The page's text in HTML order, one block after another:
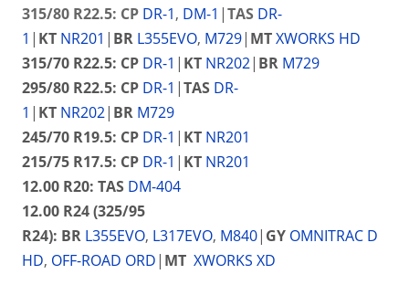
315/80 R22.5: CP DR-1, DM-1 |TAS DR-
1 | KT NR201 | BR L355EVO, M729| MTXWORKS HD
315/70 R22.5: CP DR-1 | KT NR202| BR M729
295/80 R22.5: CP DR-1 |TAS DR-
1 | KT NR202| BR M729
245/70 R19.5: CP DR-1 | KT NR201
215/75 R17.5: CP DR-1 | KT NR201
12.00 R20: TAS DM-404
12.00 R24 (325/95
R24): BR L355EVO, L317EVO, M840| GY OMNITRAC D
HD, OFF-ROAD ORD| MT XWORKS XD